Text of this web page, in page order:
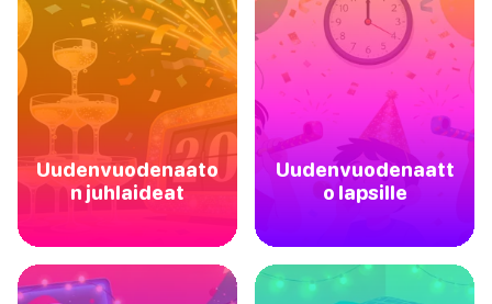
Uudenvuodenaato
n juhlaideat
Uudenvuodenaatt
o lapsille